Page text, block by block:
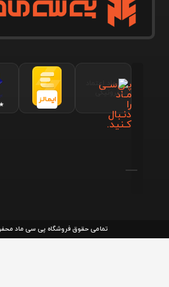
پـی‌سـی
مـاد
را
دنـبال
کـنید.
تمامی حقوق فروشگاه پی سی ماد